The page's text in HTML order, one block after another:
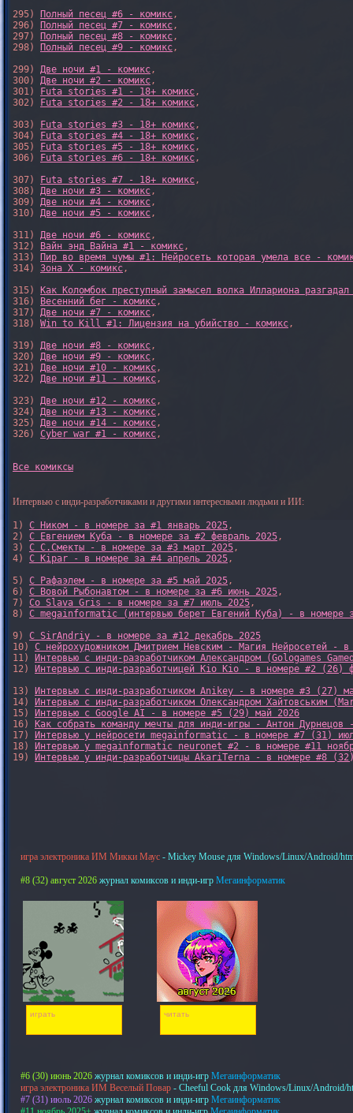
295)
Полный песец #6 - комикс,
296)
Полный песец #7 - комикс,
297)
Полный песец #8 - комикс,
298)
Полный песец #9 - комикс,
299) Две ночи #1 - комикс,
300) Две ночи #2 - комикс,
301)
Futa stories #1 - 18+ комикс,
302)
Futa stories #2 - 18+ комикс,
303)
Futa stories #3 - 18+ комикс,
304)
Futa stories #4 - 18+ комикс,
305)
Futa stories #5 - 18+ комикс,
306)
Futa stories #6 - 18+ комикс,
307)
Futa stories #7 - 18+ комикс,
308) Две ночи #3 - комикс,
309) Две ночи #4 - комикс,
310) Две ночи #5 - комикс,
311) Две ночи #6 - комикс,
312)
Вайн энд Вайна #1 - комикс,
313)
Пир во время чумы #1: Нейросеть которая умела все -
314) Зона X - комикс,
315)
Как Коломбок преступный замысел волка Иллариона
316)
Весенний бег - комикс,
317) Две ночи #7 - комикс,
318) Win to Kill #1: Лицензия на убийство - комикс,
319) Две ночи #8 - комикс,
320) Две ночи #9 - комикс,
321) Две ночи #10 - комикс,
322) Две ночи #11 - комикс,
323) Две ночи #12 - комикс,
324) Две ночи #13 - комикс,
325) Две ночи #14 - комикс,
326) Cyber war #1 - комикс,
Все комиксы
Интервью с инди-разработчиками и другими интересными людьми и ИИ:
1) С Ником - в номере за #1 январь 2025,
2) С Евгением Куба - в номере за #2 февраль 2025,
3) С С.Смекты - в номере за #3 март 2025,
4) С Kipar - в номере за #4 апрель 2025,
5) С Рафаэлем - в номере за #5 май 2025,
6) С Вовой Рыбонавтом - в номере за #6 июнь 2025,
7) Со Slava Gris - в номере за #7 июль 2025,
8) С megainformatic (интервью берет Евгений Куба) - в номере
9) С SirAndriy - в номере за #12 декабрь 2025
10) С нейрохудожником Дмитрием Невским - Магия Нейросетей -
11)
Интервью с инди-разработчиком Александром (Gologames
12)
Интервью с инди-разработчицей Kio Kio - в номере #2 (26)
13)
Интервью с инди-разработчиком Anikey - в номере #3 (27)
14)
Интервью с инди-разработчиком Олександром Хайтовським
15)
Интервью с Google AI - в номере #5 (29) май 2026
16)
Как собрать команду мечты для инди-игры - Антон
17)
Интервью у нейросети megainformatic - в номере #7 (31)
18)
Интервью у megainformatic neuronet #2 - в номере #11
19)
Интервью у инди-разработчицы AkariTerna - в номере #8
игра электроника ИМ Микки Маус - Mickey Mouse для Windows/Linux/Android/
#8 (32) август 2026 журнал комиксов и инди-игр Мегаинформатик
играть читать
#6 (30) июнь 2026 журнал комиксов и инди-игр Мегаинформатик
игра электроника ИМ Веселый Повар - Cheeful Cook для Windows/Linux/Android/
#7 (31) июль 2026 журнал комиксов и инди-игр Мегаинформатик